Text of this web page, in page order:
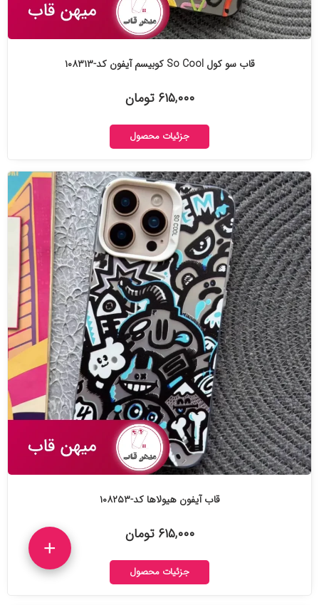
قاب سو کول So Cool کوبیسم آیفون کد-۱۰۸۳۱۳
۶۱۵,۰۰۰ تومان
جزئیات محصول
قاب آیفون هیولاها کد-۱۰۸۲۵۳
۶۱۵,۰۰۰ تومان
جزئیات محصول
+